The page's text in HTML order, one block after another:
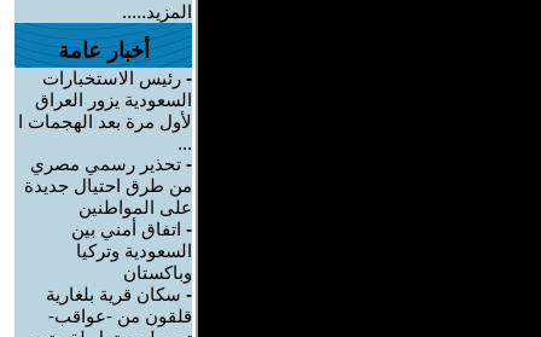
المزيد.....
أخبار عامة
- رئيس الاستخبارات
السعودية يزور العراق
لأول مرة بعد الهجمات ا
...
- تحذير رسمي مصري
من طرق احتيال جديدة
على المواطنين
- اتفاق أمني بين
السعودية وتركيا
وباكستان
- سكان قرية بلغارية
قلقون من -عواقب-